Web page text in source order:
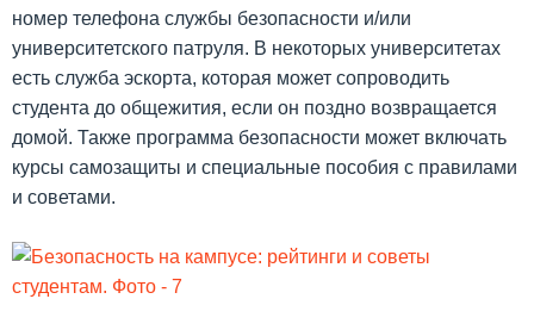
номер телефона службы безопасности и/или
университетского патруля. В некоторых университетах
есть служба эскорта, которая может сопроводить
студента до общежития, если он поздно возвращается
домой. Также программа безопасности может включать
курсы самозащиты и специальные пособия с правилами
и советами.